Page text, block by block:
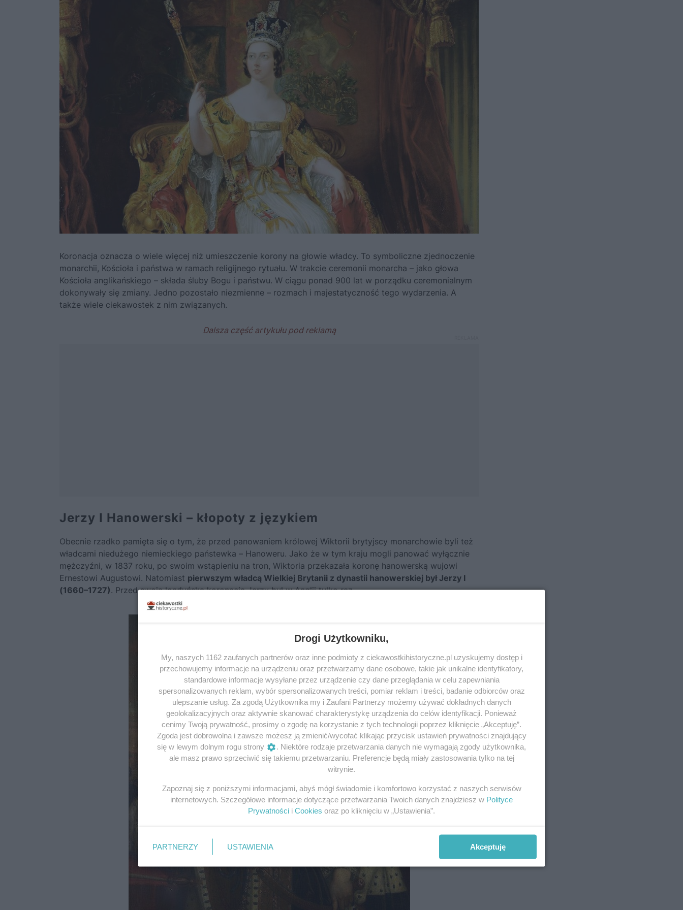
Koronacja oznacza o wiele więcej niż umieszczenie korony na głowie władcy. To symboliczne zjednoczenie
monarchii, Kościoła i państwa w ramach religijnego rytuału. W trakcie ceremonii monarcha – jako głowa
Kościoła anglikańskiego – składa śluby Bogu i państwu. W ciągu ponad 900 lat w porządku ceremonialnym
dokonywały się zmiany. Jedno pozostało niezmienne – rozmach i majestatyczność tego wydarzenia. A
także wiele ciekawostek z nim związanych.
Jerzy I Hanowerski – kłopoty z językiem
Obecnie rzadko pamięta się o tym, że przed panowaniem królowej Wiktorii brytyjscy monarchowie byli też
władcami niedużego niemieckiego państewka – Hanoweru. Jako że w tym kraju mogli panować wyłącznie
mężczyźni, w 1837 roku, po swoim wstąpieniu na tron, Wiktoria przekazała koronę hanowerską wujowi
Ernestowi Augustowi. Natomiast pierwszym władcą Wielkiej Brytanii z dynastii hanowerskiej był Jerzy I
(1660–1727). Przed swoją londyńską koronacją Jerzy był w Anglii tylko raz.
Drogi Użytkowniku,
My, naszych 1162 zaufanych partnerów oraz inne podmioty z ciekawostkihistoryczne.pl uzyskujemy dostęp i
przechowujemy informacje na urządzeniu oraz przetwarzamy dane osobowe, takie jak unikalne identyfikatory,
standardowe informacje wysyłane przez urządzenie czy dane przeglądania w celu zapewniania
spersonalizowanych reklam, wybór spersonalizowanych treści, pomiar reklam i treści, badanie odbiorców oraz
ulepszanie usług. Za zgodą Użytkownika my i Zaufani Partnerzy możemy używać dokładnych danych
geolokalizacyjnych oraz aktywnie skanować charakterystykę urządzenia do celów identyfikacji. Ponieważ
cenimy Twoją prywatność, prosimy o zgodę na korzystanie z tych technologii poprzez kliknięcie „Akceptuję”.
Zgoda jest dobrowolna i zawsze możesz ją zmienić/wycofać klikając przycisk ustawień prywatności znajdujący
się w lewym dolnym rogu strony
. Niektóre rodzaje przetwarzania danych nie wymagają zgody użytkownika,
ale masz prawo sprzeciwić się takiemu przetwarzaniu. Preferencje będą miały zastosowania tylko na tej
witrynie.
Zapoznaj się z poniższymi informacjami, abyś mógł świadomie i komfortowo korzystać z naszych serwisów
internetowych. Szczegółowe informacje dotyczące przetwarzania Twoich danych znajdziesz w Polityce
Prywatności i Cookies oraz po kliknięciu w „Ustawienia”.
PARTNERZY USTAWIENIA Akceptuję